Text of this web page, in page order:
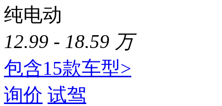
纯电动
12.99 - 18.59 万
包含15款车型>
询价 试驾